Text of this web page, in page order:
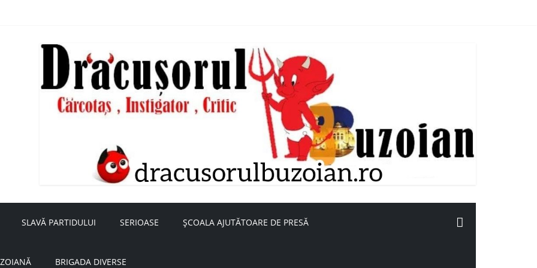
SLAVĂ PARTIDULUI SERIOASE ȘCOALA AJUTĂTOARE DE PRESĂ
BRIGADA DIVERSE